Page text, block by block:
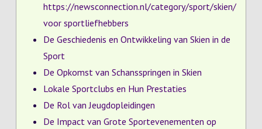
https://newsconnection.nl/category/sport/skien/
voor sportliefhebbers
De Geschiedenis en Ontwikkeling van Skien in de
Sport
De Opkomst van Schansspringen in Skien
Lokale Sportclubs en Hun Prestaties
De Rol van Jeugdopleidingen
De Impact van Grote Sportevenementen op